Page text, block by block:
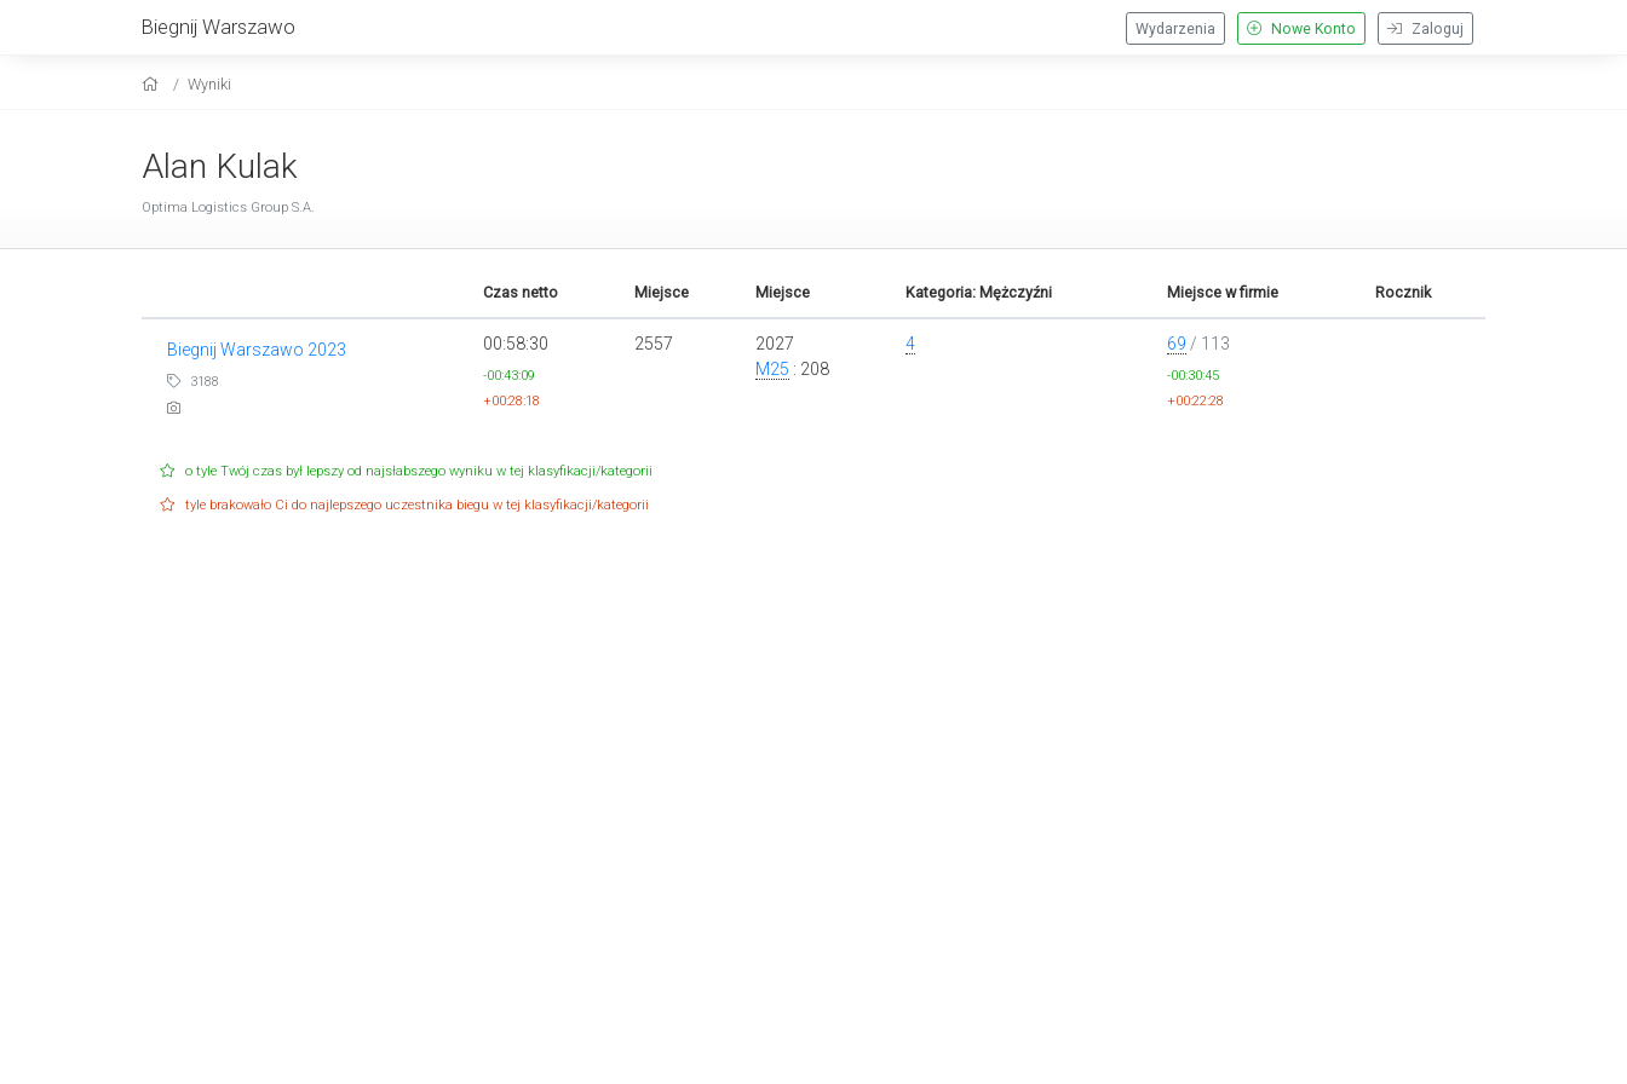
Biegnij Warszawo Zaloguj
Nowe Konto
Wydarzenia
Wyniki
Alan Kulak
Optima Logistics Group S.A.
Czas netto Miejsce Miejsce Kategoria: Mężczyźni Miejsce w firmie Rocznik
Biegnij Warszawo 2023
3188
00:58:30
-00:43:09
+00:28:18
2557
2027
M25 : 208
4 69 / 113
-00:30:45
+00:22:28
o tyle Twój czas był lepszy od najsłabszego wyniku w tej klasyfikacji/kategorii
tyle brakowało Ci do najlepszego uczestnika biegu w tej klasyfikacji/kategorii